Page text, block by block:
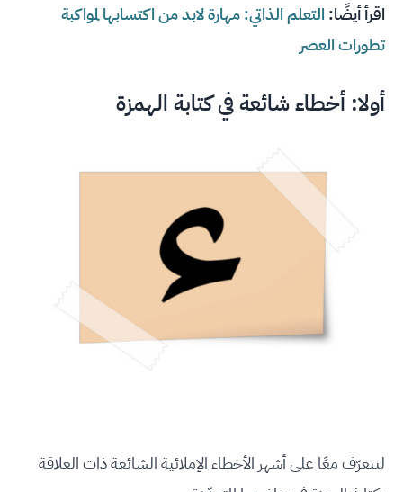
اقرأ أيضًا: التعلم الذاتي: مهارة لابد من اكتسابها لمواكبة
تطورات العصر
أولا: أخطاء شائعة في كتابة الهمزة
لنتعرّف معًا على أشهر الأخطاء الإملائية الشائعة ذات العلاقة